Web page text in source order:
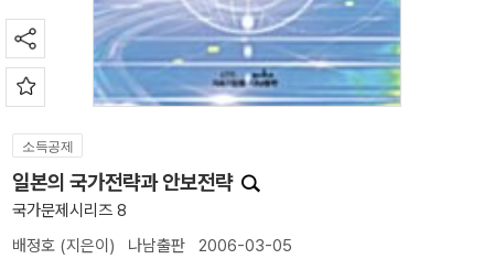
소득공제
일본의 국가전략과 안보전략
국가문제시리즈 8
배정호 (지은이) 나남출판 2006-03-05